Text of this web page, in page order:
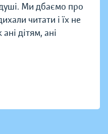
Ми дбаємо про
читати і їх не
дітям, ані